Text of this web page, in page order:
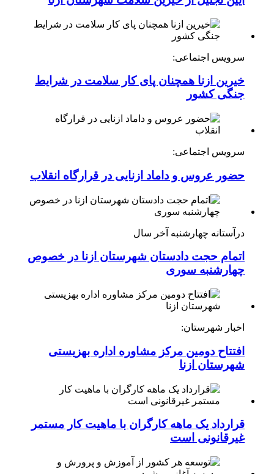
سرویس اجتماعی:
خیرین ازنا همچنان پای کار سلامت در شرایط
جنگی کشور
سرویس اجتماعی:
حضور عروس و داماد ازنایی در قرارگاه انقلاب
درآستانه چهارشنبه آخر سال
اتمام حجت دادستان شهرستان ازنا در خصوص
چهارشنبه ‌سوری
اخبار شهرستان:
افتتاح دومین مرکز مشاوره اداره بهزیستی
شهرستان ازنا
قرارداد یک ماهه کارگران با ماهیت کار مستمر
غیرقانونی است